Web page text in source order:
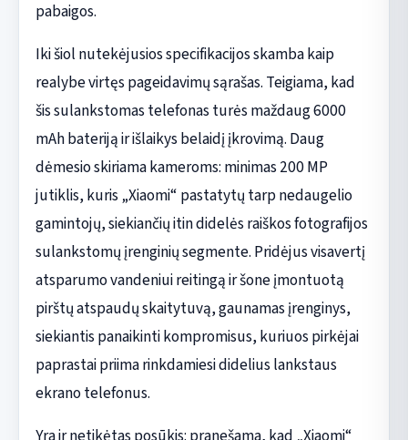
pabaigos.
Iki šiol nutekėjusios specifikacijos skamba kaip
realybe virtęs pageidavimų sąrašas. Teigiama, kad
šis sulankstomas telefonas turės maždaug 6000
mAh bateriją ir išlaikys belaidį įkrovimą. Daug
dėmesio skiriama kameroms: minimas 200 MP
jutiklis, kuris „Xiaomi“ pastatytų tarp nedaugelio
gamintojų, siekiančių itin didelės raiškos fotografijos
sulankstomų įrenginių segmente. Pridėjus visavertį
atsparumo vandeniui reitingą ir šone įmontuotą
pirštų atspaudų skaitytuvą, gaunamas įrenginys,
siekiantis panaikinti kompromisus, kuriuos pirkėjai
paprastai priima rinkdamiesi didelius lankstaus
ekrano telefonus.